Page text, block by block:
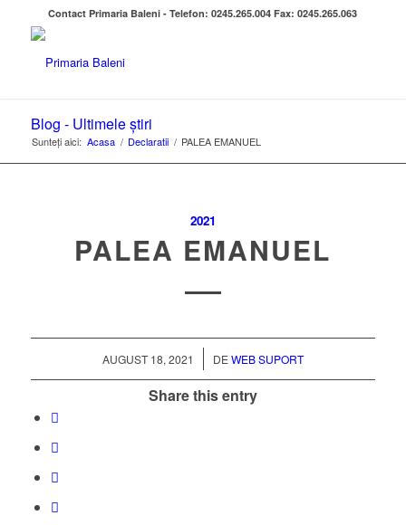
Contact Primaria Baleni - Telefon: 0245.265.004 Fax: 0245.265.063
Blog - Ultimele știri
Sunteți aici: Acasa / Declaratii / PALEA EMANUEL
2021
PALEA EMANUEL
AUGUST 18, 2021
/ DEWEB SUPORT
Share this entry